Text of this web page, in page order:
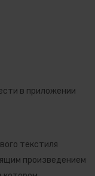
в приложении
текстиля
произведением